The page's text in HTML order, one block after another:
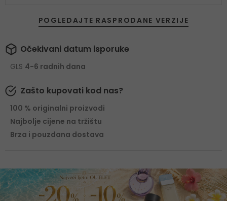
POGLEDAJTE RASPRODANE VERZIJE
Očekivani datum isporuke
GLS 4-6 radnih dana
Zašto kupovati kod nas?
100 % originalni proizvodi
Najbolje cijene na tržištu
Brza i pouzdana dostava